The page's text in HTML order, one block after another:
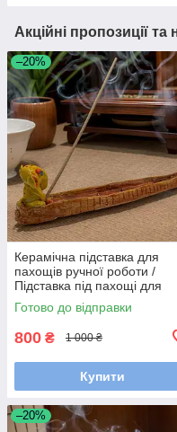
Акційні пропозиції та
–20%
Керамічна підставка для
пахощів ручної роботи /
Підставка під пахощі для
аромапаличок
Готово до відправки
800 ₴ 1 000 ₴
Купити
–20%